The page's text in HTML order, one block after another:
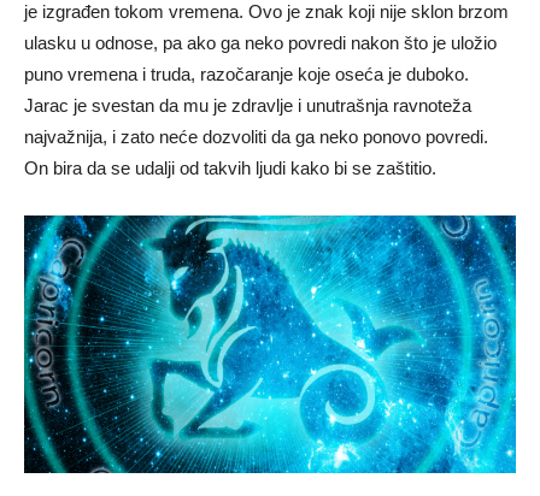
je izgrađen tokom vremena. Ovo je znak koji nije sklon brzom
ulasku u odnose, pa ako ga neko povredi nakon što je uložio
puno vremena i truda, razočaranje koje oseća je duboko.
Jarac je svestan da mu je zdravlje i unutrašnja ravnoteža
najvažnija, i zato neće dozvoliti da ga neko ponovo povredi.
On bira da se udalji od takvih ljudi kako bi se zaštitio.